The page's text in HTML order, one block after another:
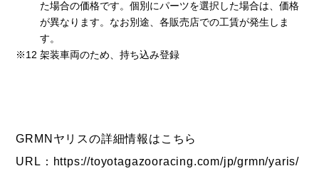
た場合の価格です。個別にパーツを選択した場合は、価格
が異なります。なお別途、各販売店での工賃が発生しま
す。
※12 架装車両のため、持ち込み登録
GRMNヤリスの詳細情報はこちら
URL： https://toyotagazooracing.com/jp/grmn/yaris/